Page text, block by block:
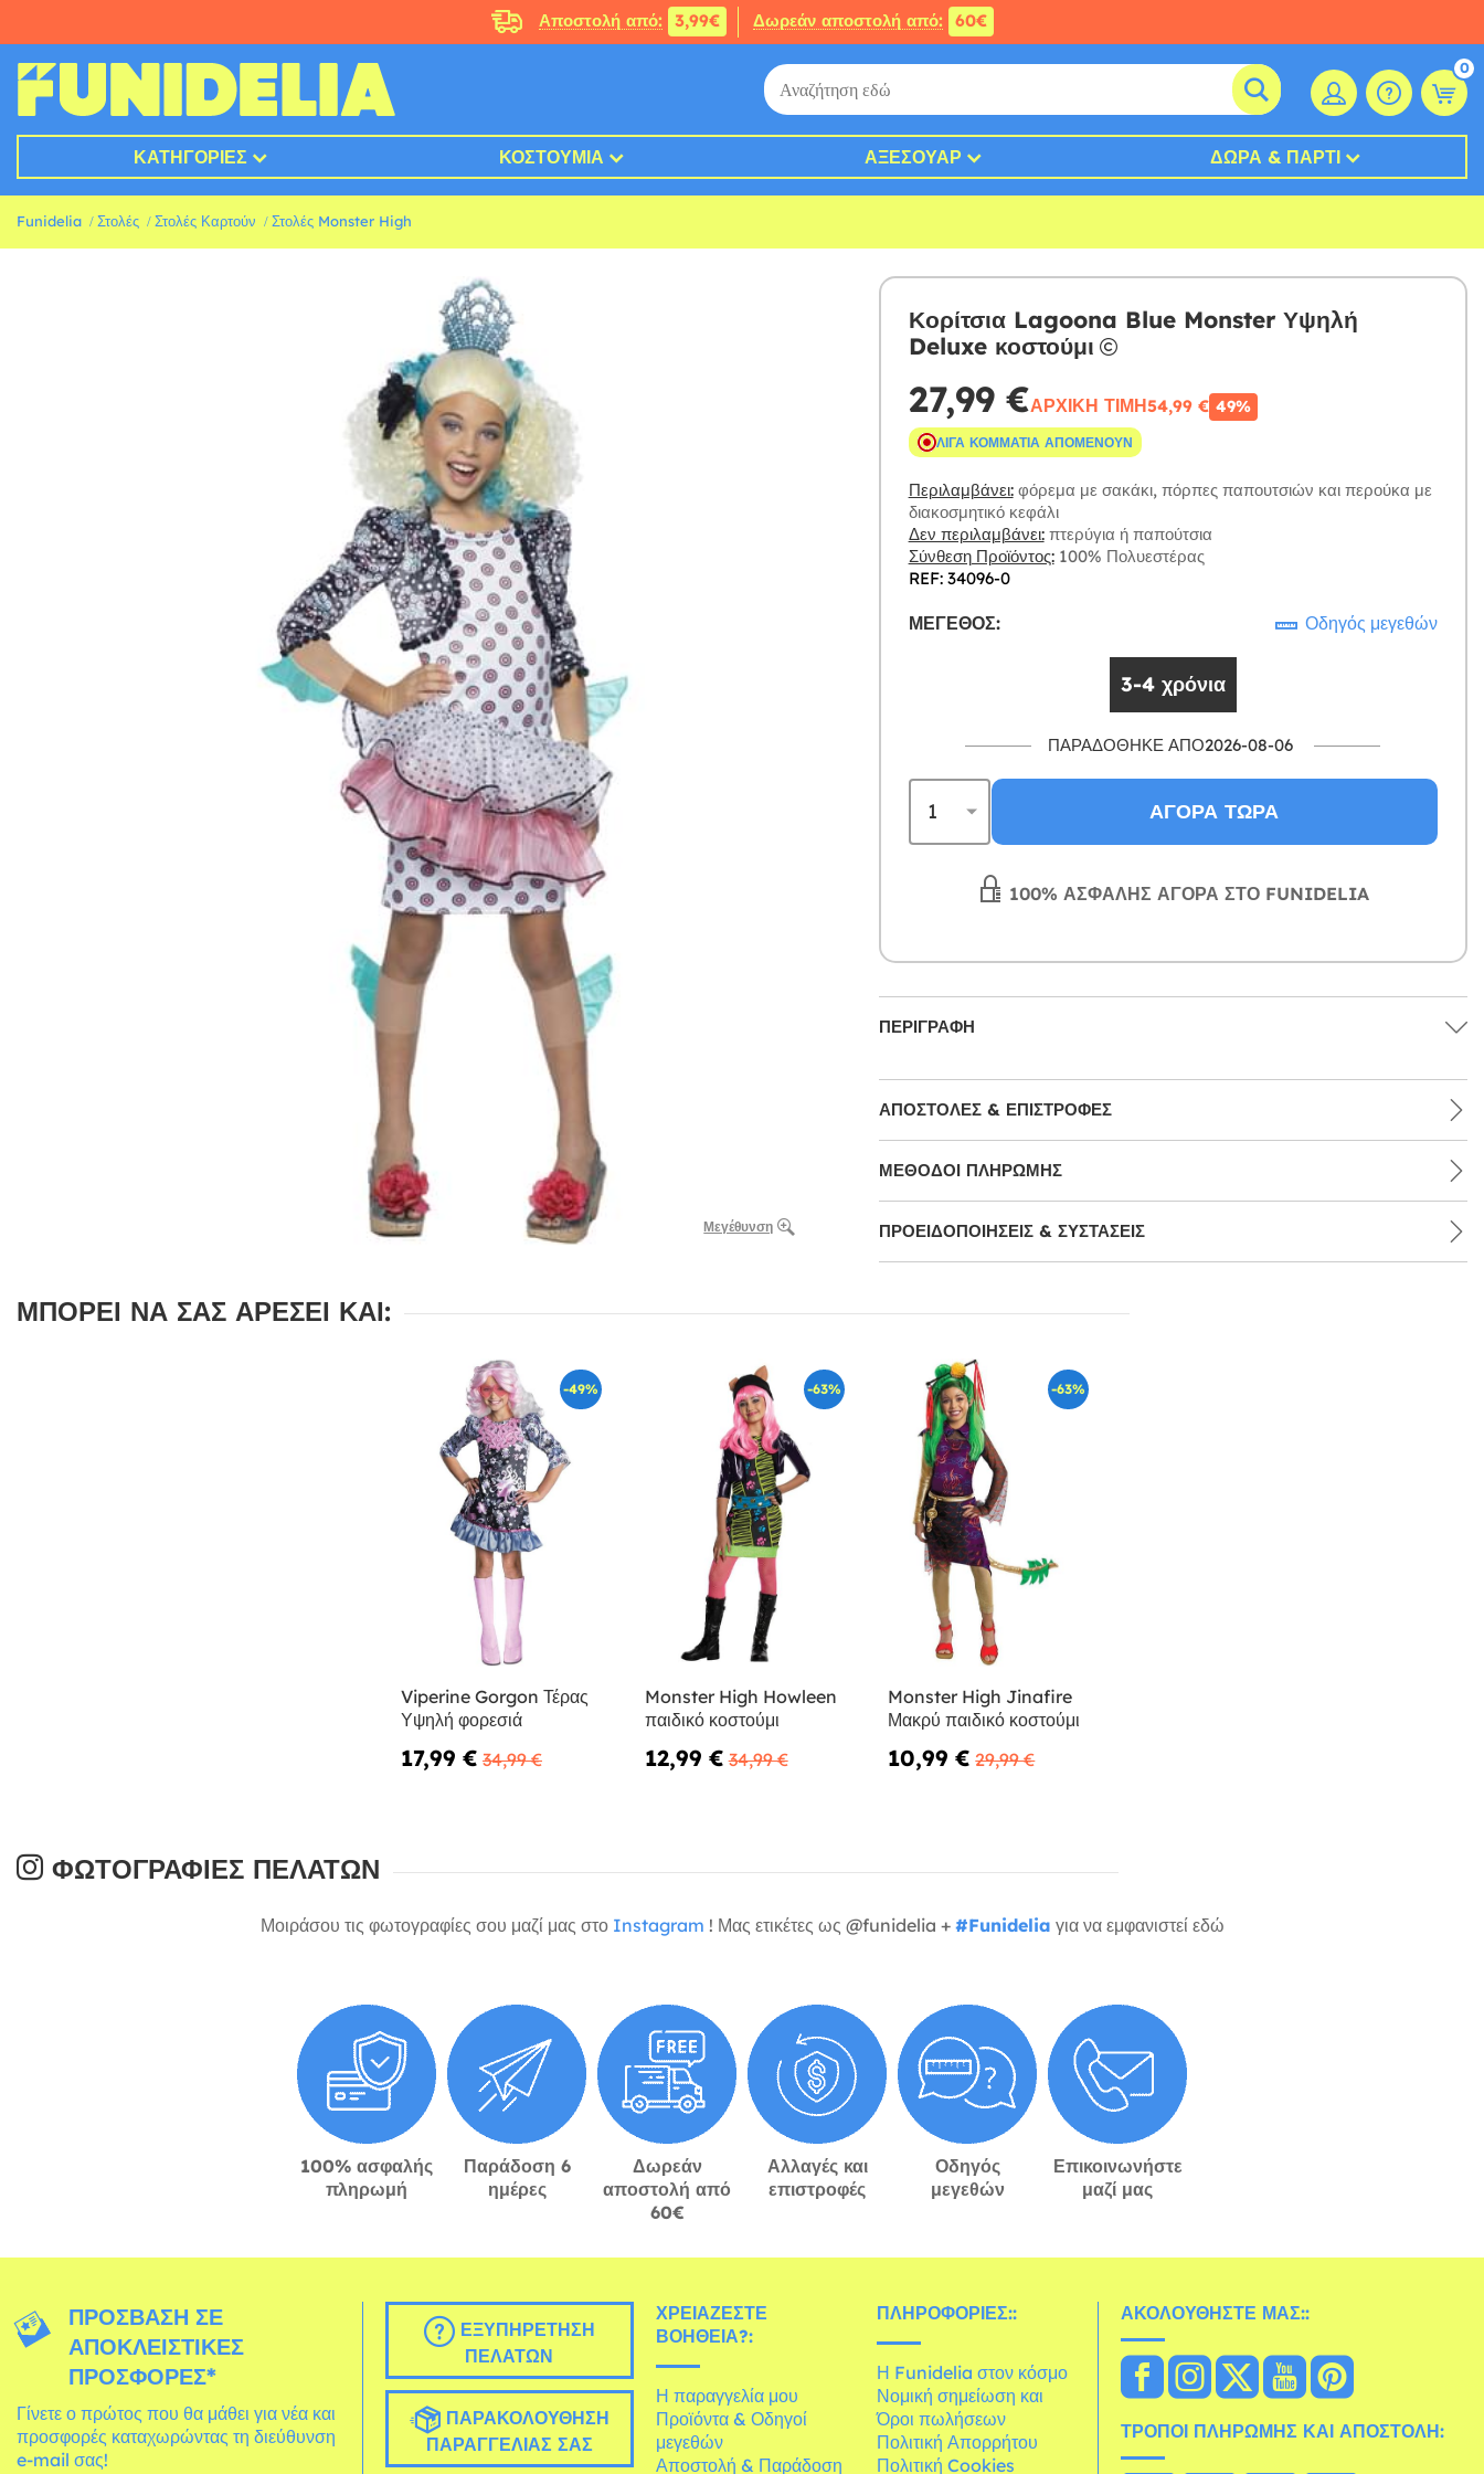
Αποστολή από: 3,99€ Δωρεάν αποστολή από: 60€
0
ΚΑΤΗΓΟΡΊΕΣ ΚΟΣΤΟΎΜΙΑ ΑΞΕΣΟΥΆΡ ΔΏΡΑ & ΠΆΡΤΙ
Funidelia Στολές Στολές Καρτούν Στολές Monster High
Μεγέθυνση
Κορίτσια Lagoona Blue Monster Υψηλή
Deluxe κοστούμι
27,99 €ΑΡΧΙΚΉ ΤΙΜΉ54,99 € 49%
ΛΊΓΑ ΚΟΜΜΆΤΙΑ ΑΠΟΜΈΝΟΥΝ
Περιλαμβάνει:φόρεμα με σακάκι, πόρπες παπουτσιών και περούκα με
διακοσμητικό κεφάλι
Δεν περιλαμβάνει:πτερύγια ή παπούτσια
Σύνθεση Προϊόντος:100% Πολυεστέρας
REF: 34096-0
ΜΈΓΕΘΟΣ: Οδηγός μεγεθών
3-4 χρόνια
ΠΑΡΑΔΌΘΗΚΕ ΑΠΌ2026-08-06
ΑΓΟΡΆ ΤΏΡΑ
100% ΑΣΦΑΛΉΣ ΑΓΟΡΆ ΣΤΟ FUNIDELIA
ΠΕΡΙΓΡΑΦΉ
ΑΠΟΣΤΟΛΈΣ & ΕΠΙΣΤΡΟΦΈΣ
ΜΕΘΌΔΟΙ ΠΛΗΡΩΜΉΣ
ΠΡΟΕΙΔΟΠΟΙΉΣΕΙΣ & ΣΥΣΤΆΣΕΙΣ
ΜΠΟΡΕΊ ΝΑ ΣΑΣ ΑΡΈΣΕΙ ΚΑΙ:
-49%
Viperine Gorgon Τέρας
Υψηλή φορεσιά
17,99 € 34,99 €
-63%
Monster High Howleen
παιδικό κοστούμι
12,99 € 34,99 €
-63%
Monster High Jinafire
Μακρύ παιδικό κοστούμι
10,99 € 29,99 €
ΦΩΤΟΓΡΑΦΊΕΣ ΠΕΛΑΤΏΝ
Μοιράσου τις φωτογραφίες σου μαζί μας στο Instagram ! Μας ετικέτες ως @funidelia + #Funidelia για να εμφανιστεί εδώ
100% ασφαλής
πληρωμή
Παράδοση 6
ημέρες
Δωρεάν
αποστολή από
60€
Αλλαγές και
επιστροφές
Οδηγός
μεγεθών
Επικοινωνήστε
μαζί μας
ΠΡΌΣΒΑΣΗ ΣΕ
ΑΠΟΚΛΕΙΣΤΙΚΈΣ
ΠΡΟΣΦΟΡΈΣ*
Γίνετε ο πρώτος που θα μάθει για νέα και
προσφορές καταχωρώντας τη διεύθυνση
e-mail σας!
ΕΞΥΠΗΡΈΤΗΣΗ
ΠΕΛΑΤΏΝ
ΠΑΡΑΚΟΛΟΎΘΗΣΗ
ΠΑΡΑΓΓΕΛΊΑΣ ΣΑΣ
ΧΡΕΙΆΖΕΣΤΕ
ΒΟΉΘΕΙΑ?:
Η παραγγελία μου
Προϊόντα & Οδηγοί
μεγεθών
Αποστολή & Παράδοση
ΠΛΗΡΟΦΟΡΊΕΣ::
Η Funidelia στον κόσμο
Νομική σημείωση και
Όροι πωλήσεων
Πολιτική Απορρήτου
Πολιτική Cookies
ΑΚΟΛΟΥΘΉΣΤΕ ΜΑΣ::
ΤΡΌΠΟΙ ΠΛΗΡΩΜΉΣ ΚΑΙ ΑΠΟΣΤΟΛΉ: